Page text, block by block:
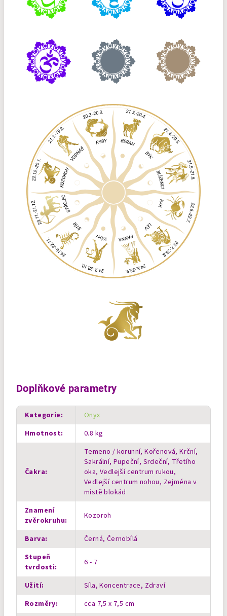
Doplňkové parametry
Kategorie:
Onyx
Hmotnost: 0.8 kg
Čakra:
Temeno / korunní, Kořenová, Krční,
Sakrální, Pupeční, Srdeční, Třetího
oka, Vedlejší centrum rukou,
Vedlejší centrum nohou, Zejména v
místě blokád
Znamení
zvěrokruhu: Kozoroh
Barva:
Černá, Černobílá
Stupeň
tvrdosti: 6 - 7
Užití:
Síla, Koncentrace, Zdraví
Rozměry:
cca 7,5 x 7,5 cm